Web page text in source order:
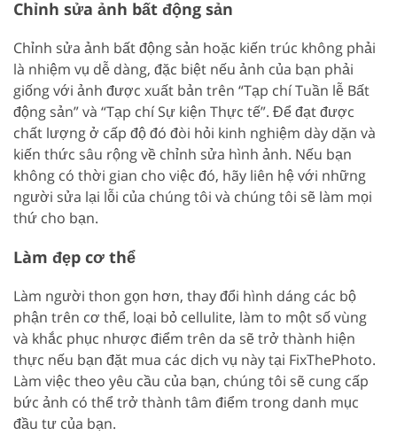
Chỉnh sửa ảnh bất động sản
Chỉnh sửa ảnh bất động sản hoặc kiến trúc không phải
là nhiệm vụ dễ dàng, đặc biệt nếu ảnh của bạn phải
giống với ảnh được xuất bản trên “Tạp chí Tuần lễ Bất
động sản” và “Tạp chí Sự kiện Thực tế”. Để đạt được
chất lượng ở cấp độ đó đòi hỏi kinh nghiệm dày dặn và
kiến thức sâu rộng về chỉnh sửa hình ảnh. Nếu bạn
không có thời gian cho việc đó, hãy liên hệ với những
người sửa lại lỗi của chúng tôi và chúng tôi sẽ làm mọi
thứ cho bạn.
Làm đẹp cơ thể
Làm người thon gọn hơn, thay đổi hình dáng các bộ
phận trên cơ thể, loại bỏ cellulite, làm to một số vùng
và khắc phục nhược điểm trên da sẽ trở thành hiện
thực nếu bạn đặt mua các dịch vụ này tại FixThePhoto.
Làm việc theo yêu cầu của bạn, chúng tôi sẽ cung cấp
bức ảnh có thể trở thành tâm điểm trong danh mục
đầu tư của bạn.